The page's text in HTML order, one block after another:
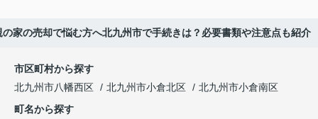
家の売却で悩む方へ北九州市で手続きは？必要書類や注意点も紹介
市区町村から探す
北九州市八幡西区
北九州市小倉北区
北九州市小倉南区
町名から探す